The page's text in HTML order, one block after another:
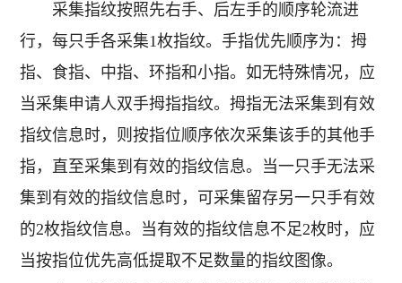
采集指纹按照先右手、后左手的顺序轮流进
行，每只手各采集1枚指纹。手指优先顺序为：拇
指、食指、中指、环指和小指。如无特殊情况，应
当采集申请人双手拇指指纹。拇指无法采集到有效
指纹信息时，则按指位顺序依次采集该手的其他手
指，直至采集到有效的指纹信息。当一只手无法采
集到有效的指纹信息时，可采集留存另一只手有效
的2枚指纹信息。当有效的指纹信息不足2枚时，应
当按指位优先高低提取不足数量的指纹图像。